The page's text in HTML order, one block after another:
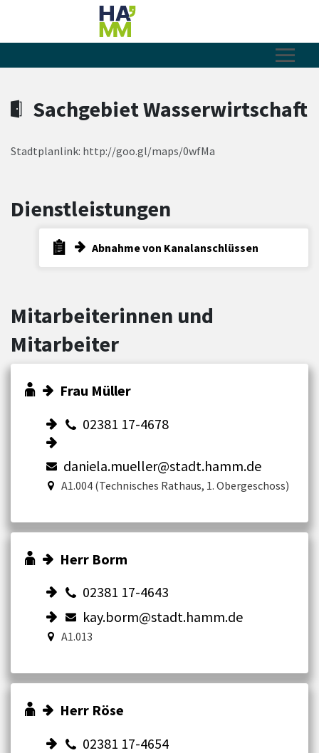
Zum Header
Zum Hauptinhalt
Zum Footer
Zum Hauptinhalt springen
Sachgebiet Wasserwirtschaft
Stadtplanlink: http://goo.gl/maps/0wfMa
Dienstleistungen
Abnahme von Kanalanschlüssen
Mitarbeiterinnen und
Mitarbeiter
Frau Müller
02381 17-4678
daniela.mueller@stadt.hamm.de
A1.004 (Technisches Rathaus, 1. Obergeschoss)
Herr Borm
02381 17-4643
kay.borm@stadt.hamm.de
A1.013
Herr Röse
02381 17-4654